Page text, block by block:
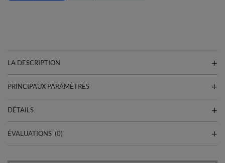
LA DESCRIPTION
PRINCIPAUX PARAMÈTRES
DÉTAILS
ÉVALUATIONS (0)